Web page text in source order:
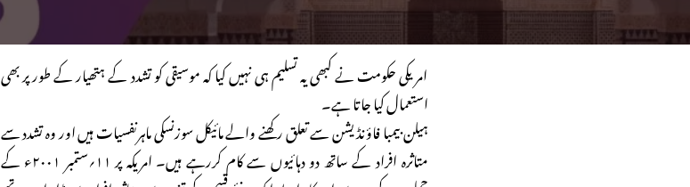
امریکی حکومت نے کبھی یہ تسلیم ہی نہیں کیا کہ موسیقی کو تشدد کے ہتھیار کے طور پر بھی
استعمال کیا جاتا ہے۔
ہیلن بیمبا فاؤنڈیشن سے تعلق رکھنے والے مائیکل سوزنسکی ماہرنفسیات ہیں اور وہ تشدد سے
متاثرہ افراد کے ساتھ دو دہائیوں سے کام کررہے ہیں۔ امریکہ پر ۱۱؍ستمبر ۲۰۰۱ء کے